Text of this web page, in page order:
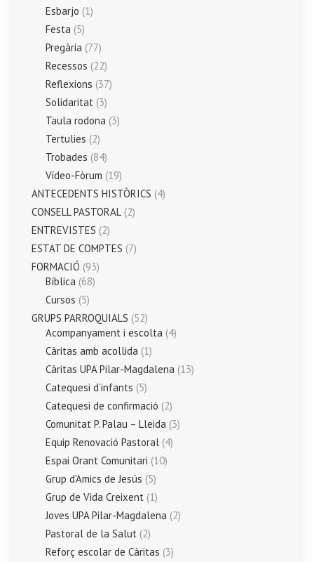
Esbarjo (1)
Festa (5)
Pregària (77)
Recessos (22)
Reflexions (37)
Solidaritat (3)
Taula rodona (3)
Tertulies (2)
Trobades (84)
Vídeo-Fòrum (19)
ANTECEDENTS HISTÒRICS (4)
CONSELL PASTORAL (2)
ENTREVISTES (2)
ESTAT DE COMPTES (7)
FORMACIÓ (93)
Bíblica (68)
Cursos (5)
GRUPS PARROQUIALS (52)
Acompanyament i escolta (4)
Càritas amb acollida (1)
Càritas UPA Pilar-Magdalena (13)
Catequesi d’infants (5)
Catequesi de confirmació (2)
Comunitat P. Palau – Lleida (3)
Equip Renovació Pastoral (4)
Espai Orant Comunitari (10)
Grup d'Amics de Jesús (5)
Grup de Vida Creixent (1)
Joves UPA Pilar-Magdalena (2)
Pastoral de la Salut (2)
Reforç escolar de Càritas (3)